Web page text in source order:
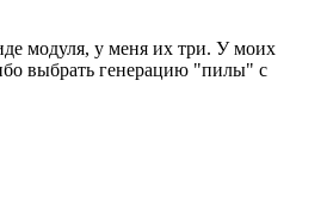
модуля, у меня их три. У моих
выбрать генерацию "пилы" с